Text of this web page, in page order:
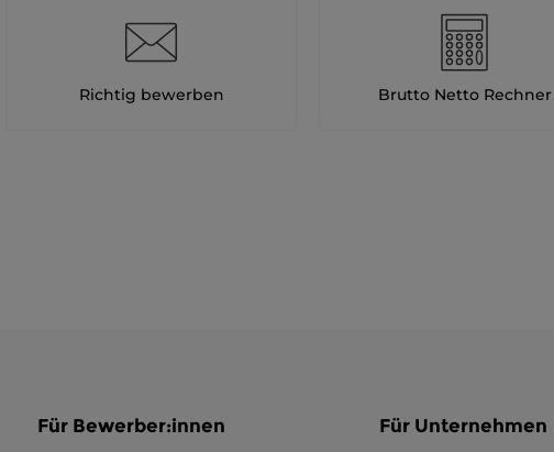
Richtig bewerben Brutto Netto Rechner
Für Bewerber:innen Für Unternehmen